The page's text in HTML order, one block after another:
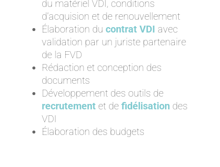
du matériel VDI, conditions
d’acquision et de renouvellement
Élaboration du contrat VDI avec
validation par un juriste partenaire
de la FVD
Rédaction et conception des
documents
Développement des outils de
recrutementet de fidélisation des
VDI
Élaboration des budgets